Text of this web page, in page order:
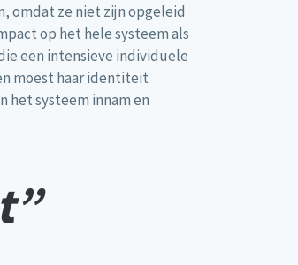
omdat ze niet zijn opgeleid
op het hele systeem als
een intensieve individuele
moest haar identiteit
het systeem innam en